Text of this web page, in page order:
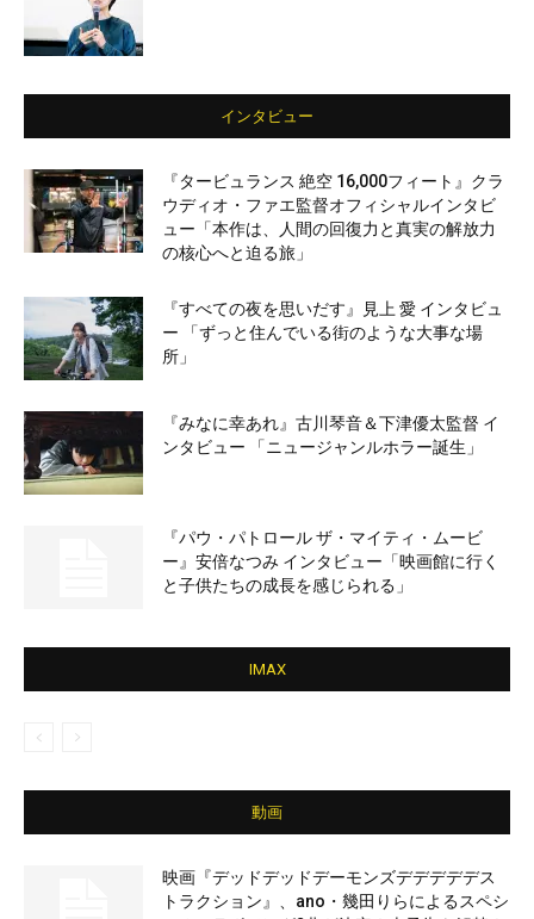
インタビュー
『タービュランス 絶空 16,000フィート』クラ
ウディオ・ファエ監督オフィシャルインタビ
ュー「本作は、人間の回復力と真実の解放力
の核心へと迫る旅」
『すべての夜を思いだす』見上 愛 インタビュ
ー 「ずっと住んでいる街のような大事な場
所」
『みなに幸あれ』古川琴音＆下津優太監督 イ
ンタビュー 「ニュージャンルホラー誕生」
『パウ・パトロール ザ・マイティ・ムービ
ー』安倍なつみ インタビュー「映画館に行く
と子供たちの成長を感じられる」
IMAX
動画
映画『デッドデッドデーモンズデデデデデス
トラクション』、ano・幾田りらによるスペシ